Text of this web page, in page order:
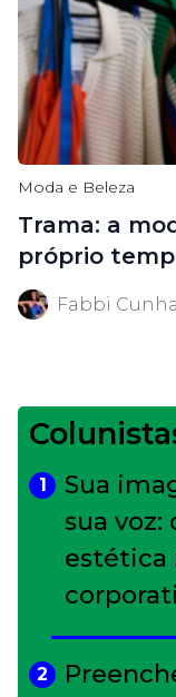
Moda e Beleza
Trama: a
próprio
Fabbi Cunha
1
Sua
sua voz:
estética
2